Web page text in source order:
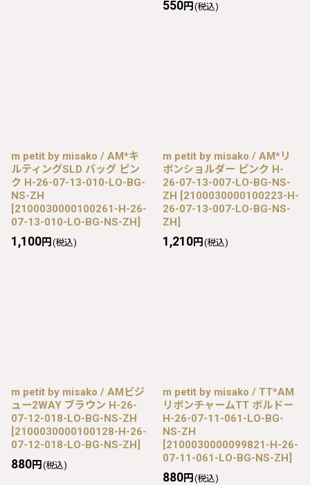
550円 (税込)
m petit by misako / AM*キ
ルティングSLD バッグ ピン
ク H-26-07-13-010-LO-BG-
NS-ZH
[2100030000100261-H-26-
07-13-010-LO-BG-NS-ZH]
1,100円 (税込)
m petit by misako / AM*リ
ボンショルダー ピンク H-
26-07-13-007-LO-BG-NS-
ZH [2100030000100223-H-
26-07-13-007-LO-BG-NS-
ZH]
1,210円 (税込)
m petit by misako / AMビジ
ュー2WAY ブラウン H-26-
07-12-018-LO-BG-NS-ZH
[2100030000100128-H-26-
07-12-018-LO-BG-NS-ZH]
880円 (税込)
m petit by misako / TT*AM
リボンチャームTT ボルドー
H-26-07-11-061-LO-BG-
NS-ZH
[2100030000099821-H-26-
07-11-061-LO-BG-NS-ZH]
880円 (税込)